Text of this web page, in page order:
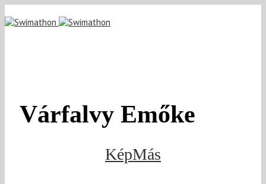
Várfalvy Emőke
KépMás